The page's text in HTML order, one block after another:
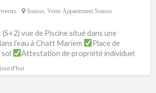
Sousse, Vente Appartement Sousse
vue de Piscine situé dans une
l’eau à Chatt Mariem
Place de
Attestation de propriété individuel